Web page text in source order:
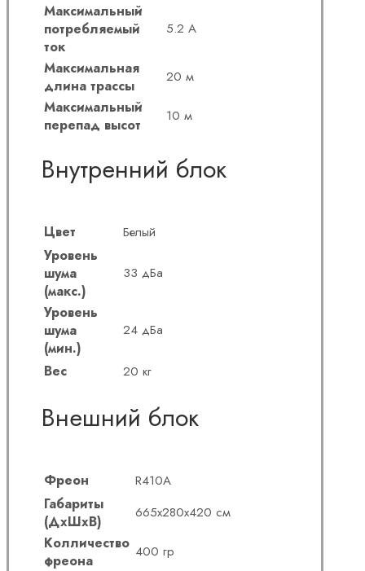
Максимальный
потребляемый
ток
5.2 А
Максимальная
длина трассы
20 м
Максимальный
перепад высот
10 м
Внутренний блок
Цвет Белый
Уровень
шума
(макс.)
33 дБа
Уровень
шума
(мин.)
24 дБа
Вес 20 кг
Внешний блок
Фреон R410A
Габариты
(ДхШхВ)
665x280x420 см
Колличество
фреона
400 гр